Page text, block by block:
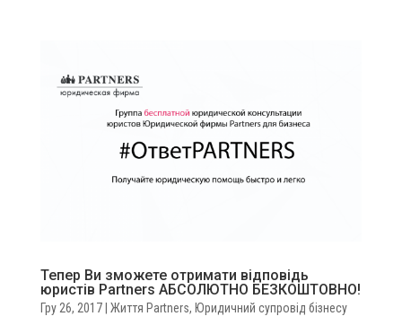
Тепер Ви зможете отримати відповідь
юристів Partners АБСОЛЮТНО БЕЗКОШТОВНО!
Гру 26, 2017| Життя Partners, Юридичний супровід бізнесу